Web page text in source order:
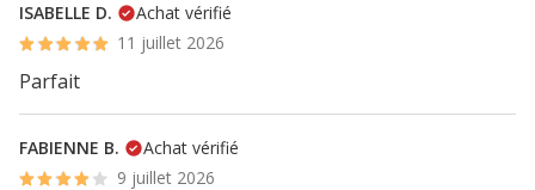
ISABELLE D.
Achat vérifié
11 juillet 2026
Parfait
FABIENNE B.
Achat vérifié
9 juillet 2026